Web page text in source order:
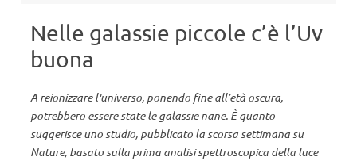
Nelle galassie piccole c’è l’Uv
buona
A reionizzare l'universo, ponendo fine all’età oscura,
potrebbero essere state le galassie nane. È quanto
suggerisce uno studio, pubblicato la scorsa settimana su
Nature, basato sulla prima analisi spettroscopica della luce